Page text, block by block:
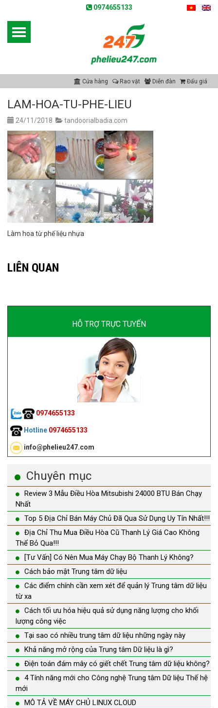
0974655133
Cửa hàng Rao vặt Diễn đàn Đấu giá
LAM-HOA-TU-PHE-LIEU
24/11/2018 tandoorialbadia.com
Làm hoa từ phế liệu nhựa
LIÊN QUAN
HỖ TRỢ TRỰC TUYẾN
0974655133
Hotline 0974655133
info@phelieu247.com
Chuyên mục
Review 3 Mẫu Điều Hòa Mitsubishi 24000 BTU Bán Chạy
Nhất
Top 5 Địa Chỉ Bán Máy Chủ Đã Qua Sử Dụng Uy Tín Nhất!!!
Địa Chỉ Thu Mua Điều Hòa Cũ Thanh Lý Giá Cao Không
Thể Bỏ Qua!!!
[Tư Vấn] Có Nên Mua Máy Chạy Bộ Thanh Lý Không?
Cách bảo mật Trung tâm dữ liệu
Các điểm chính cần xem xét để quản lý Trung tâm dữ liệu
từ xa
Cách tối ưu hóa hiệu quả sử dụng năng lượng cho khối
lượng công việc
Tại sao có nhiều trung tâm dữ liệu những ngày này
Khả năng mở rộng của Trung tâm Dữ liệu là gì?
Điện toán đám mây có giết chết Trung tâm dữ liệu không?
4 Tính năng mới cho Công nghệ Trung tâm Dữ liệu Thế hệ
mới
MÔ TẢ VỀ MÁY CHỦ LINUX CLOUD